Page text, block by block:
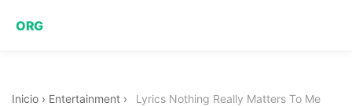
ORG
Inicio › Entertainment › Lyrics Nothing Really Matters To Me